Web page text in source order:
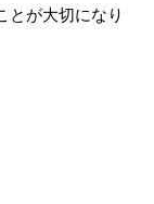
とが大切になり